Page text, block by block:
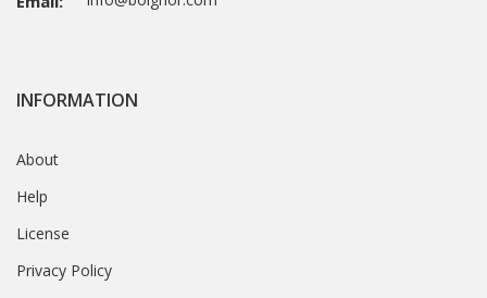
INFORMATION
About
Help
License
Privacy Policy